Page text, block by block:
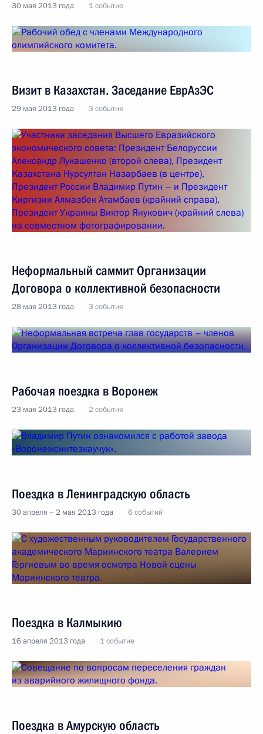
30 мая 2013 года 1 событие
Визит в Казахстан. Заседание ЕврАзЭС
29 мая 2013 года 3 события
Неформальный саммит Организации
Договора о коллективной безопасности
28 мая 2013 года 3 события
Рабочая поездка в Воронеж
23 мая 2013 года 2 события
Поездка в Ленинградскую область
30 апреля − 2 мая 2013 года 6 событий
Поездка в Калмыкию
16 апреля 2013 года 1 событие
Поездка в Амурскую область